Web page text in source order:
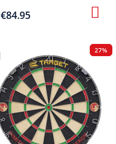
€84.95
27%